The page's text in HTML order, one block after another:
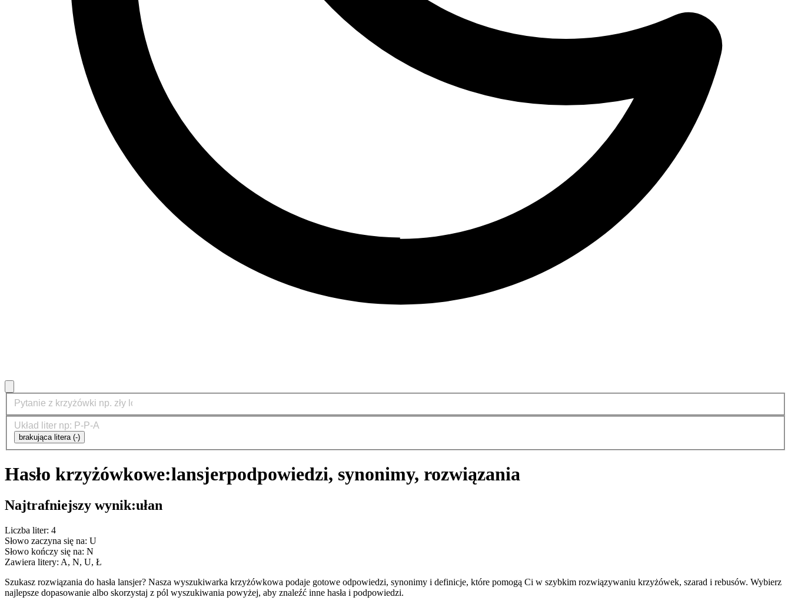
brakująca litera (-)
Hasło krzyżówkowe:lansjerpodpowiedzi, synonimy, rozwiązania
Najtrafniejszy wynik:ułan
Liczba liter: 4
Słowo zaczyna się na: U
Słowo kończy się na: N
Zawiera litery: A, N, U, Ł
Szukasz rozwiązania do hasła lansjer? Nasza wyszukiwarka krzyżówkowa podaje gotowe odpowiedzi, synonimy i definicje, które pomogą Ci w szybkim rozwiązywaniu krzyżówek, szarad i rebusów. Wybierz
najlepsze dopasowanie albo skorzystaj z pól wyszukiwania powyżej, aby znaleźć inne hasła i podpowiedzi.